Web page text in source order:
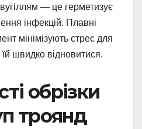
— це герметизує
інфекцій. Плавні
мінімізують стрес для
швидко відновитися.
обрізки
троянд